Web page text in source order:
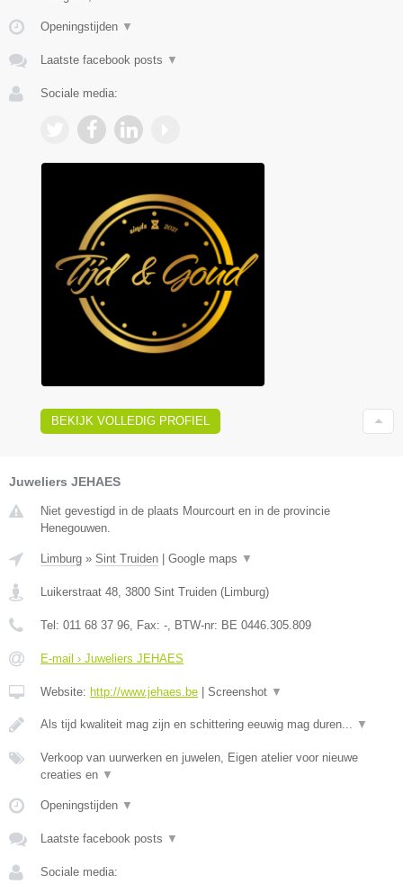
Openingstijden ▼
Laatste facebook posts ▼
Sociale media:
BEKIJK VOLLEDIG PROFIEL
Juweliers JEHAES
Niet gevestigd in de plaats Mourcourt en in de provincie
Henegouwen.
Limburg » Sint Truiden | Google maps ▼
Luikerstraat 48 3800 Sint Truiden (Limburg)
Tel: 011 68 37 96 , Fax: - , BTW-nr: BE 0446.305.809
E-mail › Juweliers JEHAES
Website: http://www.jehaes.be | Screenshot ▼
Als tijd kwaliteit mag zijn en schittering eeuwig mag duren... ▼
Verkoop van uurwerken en juwelen, Eigen atelier voor nieuwe
creaties en ▼
Openingstijden ▼
Laatste facebook posts ▼
Sociale media: